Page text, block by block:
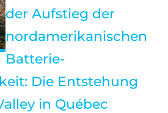
der Aufstieg der
nordamerikanischen
Batterie-
Die Entstehung
in Québec